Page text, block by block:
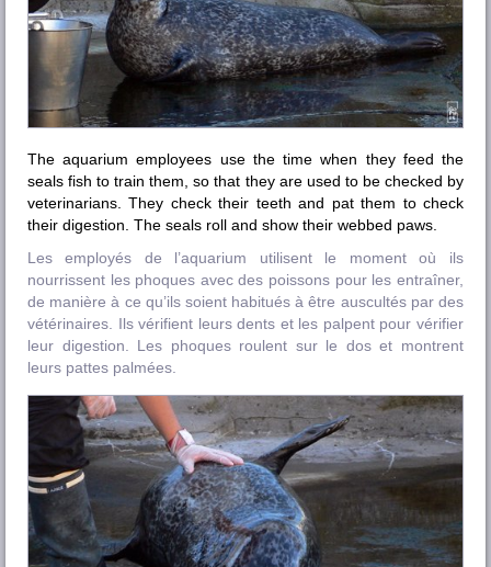
The aquarium employees use the time when they feed the
seals fish to train them, so that they are used to be checked by
veterinarians. They check their teeth and pat them to check
their digestion. The seals roll and show their webbed paws.
Les employés de l’aquarium utilisent le moment où ils
nourrissent les phoques avec des poissons pour les entraîner,
de manière à ce qu’ils soient habitués à être auscultés par des
vétérinaires. Ils vérifient leurs dents et les palpent pour vérifier
leur digestion. Les phoques roulent sur le dos et montrent
leurs pattes palmées.